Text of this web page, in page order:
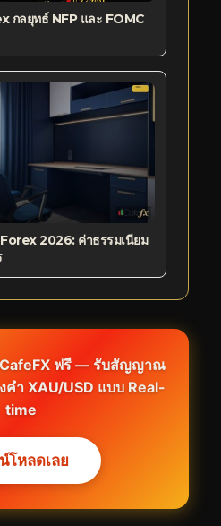
กลยุทธ์ NFP และ FOMC
2026: ค่าธรรมเนียม
ฟรี — รับสัญญาณ
คำ XAU/USD แบบ Real-
time
โหลดเลย